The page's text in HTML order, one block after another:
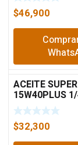
$46,900
ACEITE
15W40PLUS
CHAMPION
$32,300